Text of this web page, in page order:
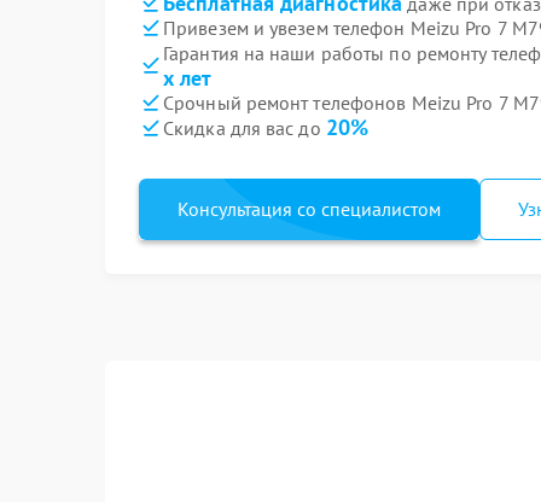
Привезем и увезем телефон Meizu Pro 7
Гарантия на наши работы по ремонту
х лет
Срочный ремонт телефонов Meizu Pro 7
Скидка для вас до 20%
Консультация со специалистом